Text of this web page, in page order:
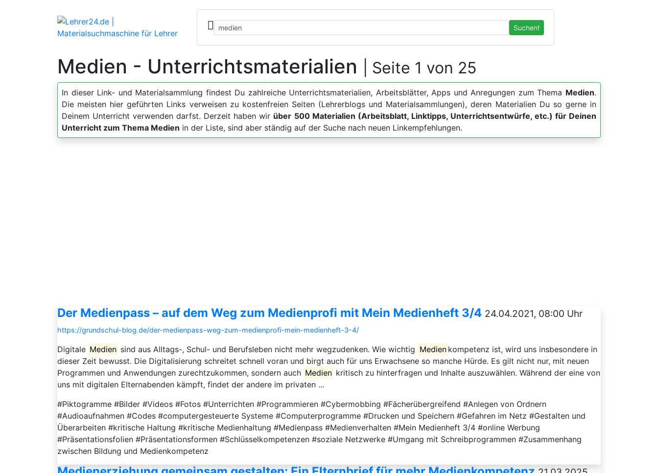
Suchen!
Medien - Unterrichtsmaterialien | Seite 1 von 25
In dieser Link- und Materialsammlung findest Du zahlreiche Unterrichtsmaterialien, Arbeitsblätter, Apps und Anregungen zum Thema Medien.
Die meisten hier geführten Links verweisen zu kostenfreien Seiten (Lehrerblogs und Materialsammlungen), deren Materialien Du so gerne in
Deinem Unterricht verwenden darfst. Derzeit haben wir über 500 Materialien (Arbeitsblatt, Linktipps, Unterrichtsentwürfe, etc.) für Deinen
Unterricht zum Thema Medien in der Liste, sind aber ständig auf der Suche nach neuen Linkempfehlungen.
Der Medienpass – auf dem Weg zum Medienprofi mit Mein Medienheft 3/4 24.04.2021, 08:00 Uhr
https://grundschul-blog.de/der-medienpass-weg-zum-medienprofi-mein-medienheft-3-4/
Digitale Medien sind aus Alltags-, Schul- und Berufsleben nicht mehr wegzudenken. Wie wichtig Medien kompetenz ist, wird uns insbesondere in
dieser Zeit bewusst. Die Digitalisierung schreitet schnell voran und birgt auch für uns Erwachsene so manche Hürde. Es gilt nicht nur, mit neuen
Programmen und Anwendungen zurechtzukommen, sondern auch Medien kritisch zu hinterfragen und Inhalte auszuwählen. Während der eine von
uns mit digitalen Elternabenden kämpft, findet der andere im privaten ...
#Piktogramme #Bilder #Videos #Fotos #Unterrichten #Programmieren #Cybermobbing #Fächerübergreifend #Anlegen von Ordnern
#Audioaufnahmen #Codes #computergesteuerte Systeme #Computerprogramme #Drucken und Speichern #Gefahren im Netz #Gestalten und
Überarbeiten #kritische Haltung #kritische Medienhaltung #Medienpass #Medienverhalten #Mein Medienheft 3/4 #online Werbung
#Präsentationsfolien #Präsentationsformen #Schlüsselkompetenzen #soziale Netzwerke #Umgang mit Schreibprogrammen #Zusammenhang
zwischen Bildung und Medienkompetenz